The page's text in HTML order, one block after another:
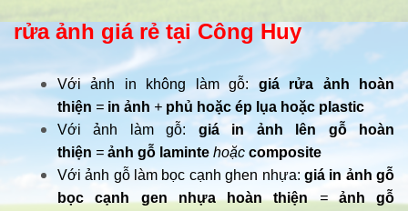
rửa ảnh giá rẻ tại Công Huy
Với ảnh in không làm gỗ: giá rửa ảnh hoàn
thiện = in ảnh + phủ hoặc ép lụa hoặc plastic
Với ảnh làm gỗ: giá in ảnh lên gỗ hoàn
thiện = ảnh gỗ laminte hoặc composite
Với ảnh gỗ làm bọc cạnh ghen nhựa: giá in ảnh gỗ
bọc cạnh gen nhựa hoàn thiện=ảnh gỗ